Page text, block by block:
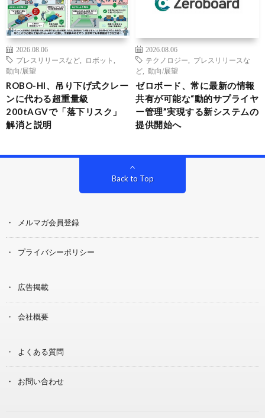
2026.08.06
プレスリリースなど
ロボット
動向/展望
ROBO-HI、吊り下げ式クレー
ンに代わる超重量級
200tAGVで「落下リスク」
解消と説明
2026.08.06
テクノロジー
プレスリリースな
ど
動向/展望
ゼロボード、常に最新の情報
共有が可能な“動的サプライヤ
ー管理”実現する新システムの
提供開始へ
Back to Top
メルマガ会員登録
プライバシーポリシー
広告掲載
会社概要
よくある質問
お問い合わせ